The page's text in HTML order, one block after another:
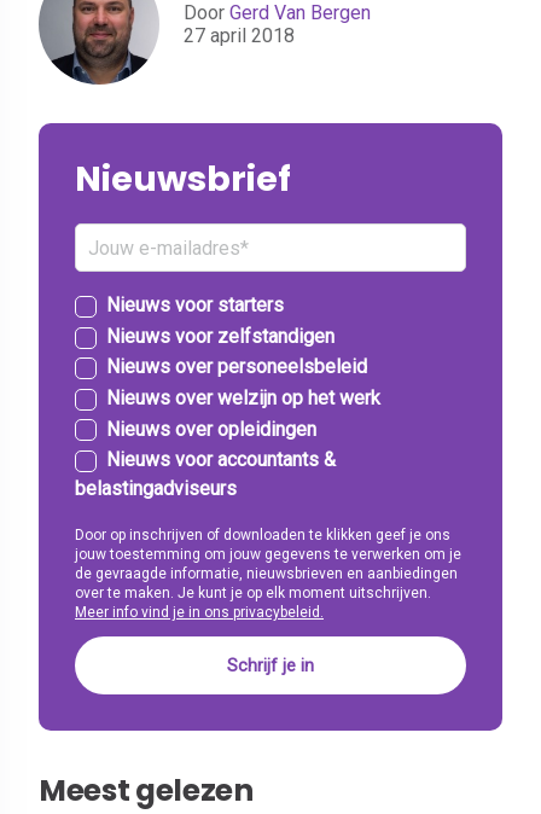
Door Gerd Van Bergen
27 april 2018
Nieuwsbrief
Nieuws voor starters
Nieuws voor zelfstandigen
Nieuws over personeelsbeleid
Nieuws over welzijn op het werk
Nieuws over opleidingen
Nieuws voor accountants &
belastingadviseurs
Door op inschrijven of downloaden te klikken geef je ons
jouw toestemming om jouw gegevens te verwerken om je
de gevraagde informatie, nieuwsbrieven en aanbiedingen
over te maken. Je kunt je op elk moment uitschrijven.
Meer info vind je in ons privacybeleid.
Meest gelezen